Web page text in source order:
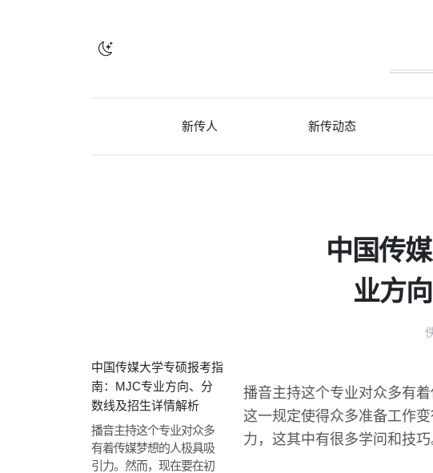
新传人 新传动态
中国传
业方
中国传媒大学专硕报考指
南：MJC专业方向、分
数线及招生详情解析
播音主持这个专业对众多
有着传媒梦想的人极具吸
引力。然而，现在要在初
播音主持这个专业对众多有
这一规定使得众多准备工作
力，这其中有很多学问和技巧